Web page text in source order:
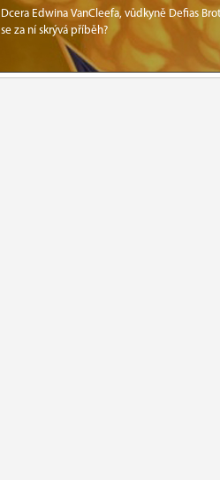
Dcera Edwina VanCleefa, vůdkyně Defias
se za ní skrývá příběh?